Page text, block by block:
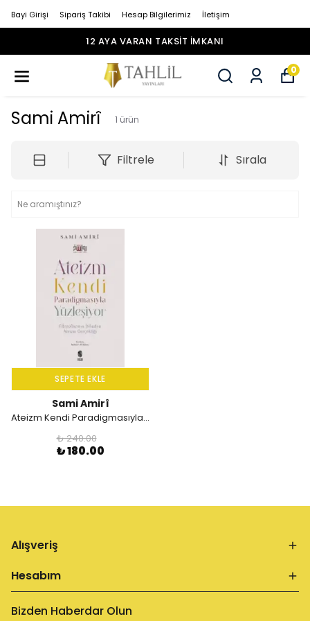
Bayi Girişi Sipariş Takibi Hesap Bilgilerimiz İletişim
12 AYA VARAN TAKSİT İMKANI
0
Sami Amirî 1 ürün
Filtrele Sırala
SEPETE EKLE
Sami Amirî
Ateizm Kendi Paradigmasıyla Yüzleşiyor - Filozoflarının Dilinden Ateizm Gerçekliği
₺ 240.00
₺ 180.00
Alışveriş
Hesabım
Bizden Haberdar Olun